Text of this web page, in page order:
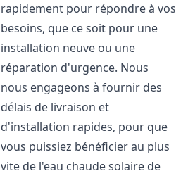
rapidement pour répondre à vos
besoins, que ce soit pour une
installation neuve ou une
réparation d'urgence. Nous
nous engageons à fournir des
délais de livraison et
d'installation rapides, pour que
vous puissiez bénéficier au plus
vite de l'eau chaude solaire de